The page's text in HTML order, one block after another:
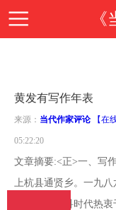
页
期
导
刊
黄发有写作年表
来源： 当代作家评论 【在
05:22:20
文章摘要:<正>一、写
上杭县通贤乡。一九
业。大学本科时代热